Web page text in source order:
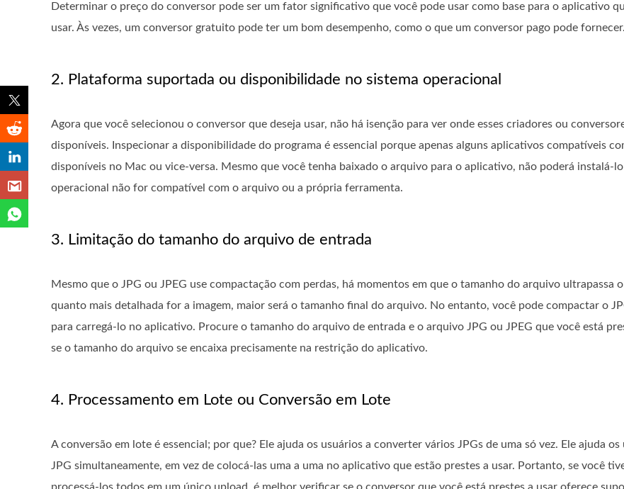
Determinar o preço do conversor pode ser um fator significativo que você pode usar como base para o aplicativo
usar. Às vezes, um conversor gratuito pode ter um bom desempenho, como o que um conversor pago pode fornecer.
2. Plataforma suportada ou disponibilidade no sistema operacional
Agora que você selecionou o conversor que deseja usar, não há isenção para ver onde esses criadores ou
disponíveis. Inspecionar a disponibilidade do programa é essencial porque apenas alguns aplicativos compatíveis
disponíveis no Mac ou vice-versa. Mesmo que você tenha baixado o arquivo para o aplicativo, não poderá instalá-
operacional não for compatível com o arquivo ou a própria ferramenta.
3. Limitação do tamanho do arquivo de entrada
Mesmo que o JPG ou JPEG use compactação com perdas, há momentos em que o tamanho do arquivo ultrapassa
quanto mais detalhada for a imagem, maior será o tamanho final do arquivo. No entanto, você pode compactar o
para carregá-lo no aplicativo. Procure o tamanho do arquivo de entrada e o arquivo JPG ou JPEG que você está
se o tamanho do arquivo se encaixa precisamente na restrição do aplicativo.
4. Processamento em Lote ou Conversão em Lote
A conversão em lote é essencial; por que? Ele ajuda os usuários a converter vários JPGs de uma só vez. Ele ajuda
JPG simultaneamente, em vez de colocá-las uma a uma no aplicativo que estão prestes a usar. Portanto, se você